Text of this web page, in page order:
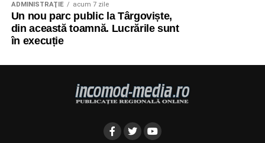
ADMINISTRAŢIE acum 7 zile
Un nou parc public la Târgoviște,
din această toamnă. Lucrările sunt
în execuție